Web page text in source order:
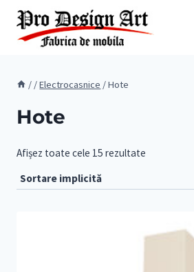
Skip
content
/ /Electrocasnice /Hote
Hote
Afișez toate cele 15 rezultate